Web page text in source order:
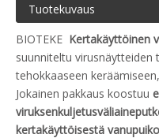
Tuotekuvaus
BIOTEKE Kertakäyttöinen
suunniteltu
tehokkaaseen
Jokainen pakkaus koostuu
kertakäyttöisestä